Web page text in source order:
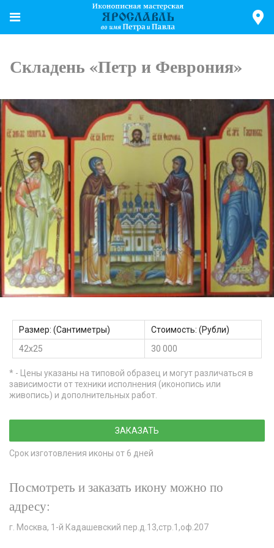
Складень «Петр и Феврония»
Размер: (Сантиметры)
Стоимость: (Рубли)
42х25
30 000
* - Цены указаны на типовой образец и могут различаться в
зависимости от техники исполнения (иконопись или
живопись) и дополнительных работ.
ЗАКАЗАТЬ
Срок изготовления иконы от 6 дней
Посмотреть и заказать икону можно по
адресу:
г. Москва, 1-й Кадашевский пер.д.13,стр.1,оф.207